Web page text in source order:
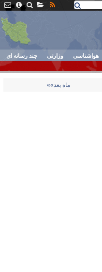
هواشناسی وزارتی چند رسانه ای
ماه بعد»»